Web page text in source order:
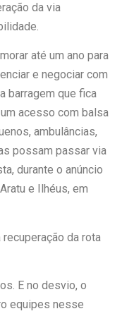
da via
até um ano para
e negociar com
barragem que fica
acesso com balsa
ambulâncias,
possam passar via
durante o anúncio
e Ilhéus, em
da rota
E no desvio, o
equipes nesse